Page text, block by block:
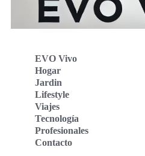
EVO Vivo
Hogar
Jardin
Lifestyle
Viajes
Tecnología
Profesionales
Contacto